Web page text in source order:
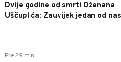
Dvije godine od smrti Dženana
Uščuplića: Zauvijek jedan od nas
Pre 29 min